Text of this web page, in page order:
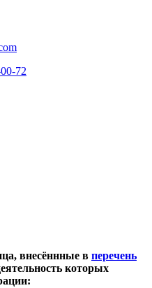
72
внесённные в перечень
которых